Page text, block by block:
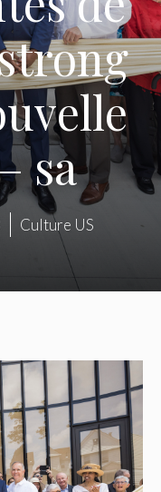
sa
Culture US